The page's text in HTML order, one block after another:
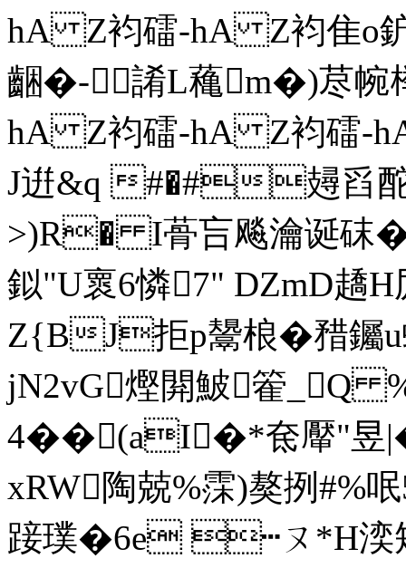
hA Z袀礌-hA Z袀隹o
齫�-誵L蘒m�)荩帵
hA Z袀礌-hA Z袀
J逬&q #�#攳舀酡
>)R� I蓇吂飚瀹诞砞
鉯"U褱6憐7" DZmD趫
Z{BJ拒p鬹桹�矠
jN2vG熞閞鮍篧_Q
4��(aI�*奃厴"
xRW陶兢%霂)獒挒
踥璞�6e ┅ㄡ*H湙